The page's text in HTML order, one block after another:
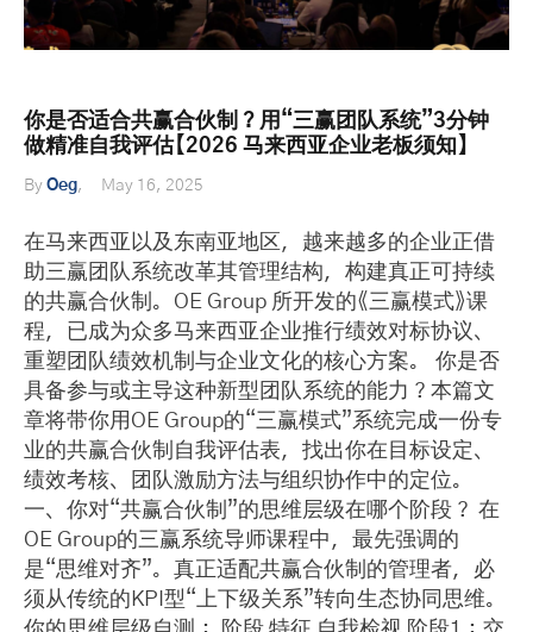
你是否适合共赢合伙制？用“三赢团队系统”3分钟
做精准自我评估【2026 马来西亚企业老板须知】
By Oeg May 16, 2025
在马来西亚以及东南亚地区，越来越多的企业正借
助三赢团队系统改革其管理结构，构建真正可持续
的共赢合伙制。OE Group 所开发的《三赢模式》课
程，已成为众多马来西亚企业推行绩效对标协议、
重塑团队绩效机制与企业文化的核心方案。 你是否
具备参与或主导这种新型团队系统的能力？本篇文
章将带你用OE Group的“三赢模式”系统完成一份专
业的共赢合伙制自我评估表，找出你在目标设定、
绩效考核、团队激励方法与组织协作中的定位。
一、你对“共赢合伙制”的思维层级在哪个阶段？ 在
OE Group的三赢系统导师课程中，最先强调的
是“思维对齐”。真正适配共赢合伙制的管理者，必
须从传统的KPI型“上下级关系”转向生态协同思维。